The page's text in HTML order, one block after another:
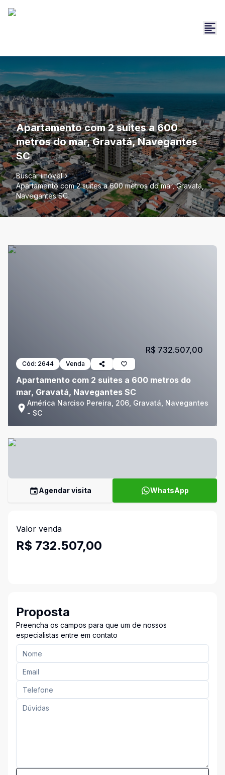
Apartamento com 2 suites a 600
metros do mar, Gravatá, Navegantes
SC
Buscar imóvel
Apartamento com 2 suites a 600 metros do mar, Gravatá,
Navegantes SC
Cód: 2644 Venda
Apartamento com 2 suites a 600 metros do
mar, Gravatá, Navegantes SC
América Narciso Pereira, 206, Gravatá, Navegantes
- SC
R$ 732.507,00
Agendar visita WhatsApp
Valor venda
R$ 732.507,00
Proposta
Preencha os campos para que um de nossos
especialistas entre em contato